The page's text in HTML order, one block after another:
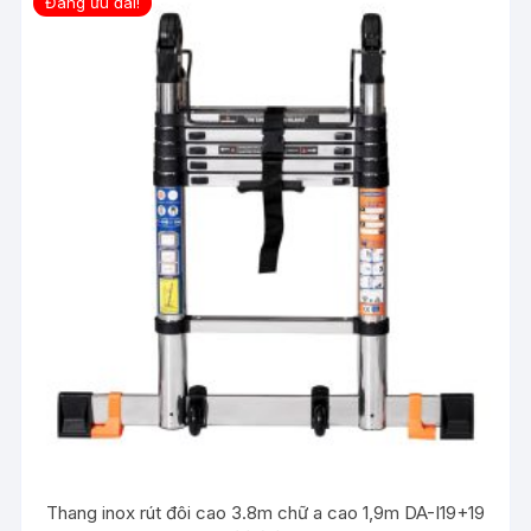
Thang inox rút đôi cao 3.8m chữ a cao 1,9m DA-I19+19